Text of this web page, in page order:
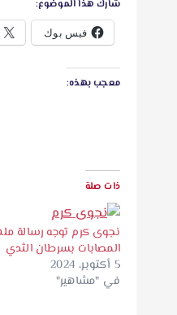
شارك هذا الموضوع:
فيس بوك
معجب بهذه:
ذات صلة
نجوى كرم توجه رسالة
المصابات بسرطان الثدي
5 أكتوبر، 2024
في "مشاهير"